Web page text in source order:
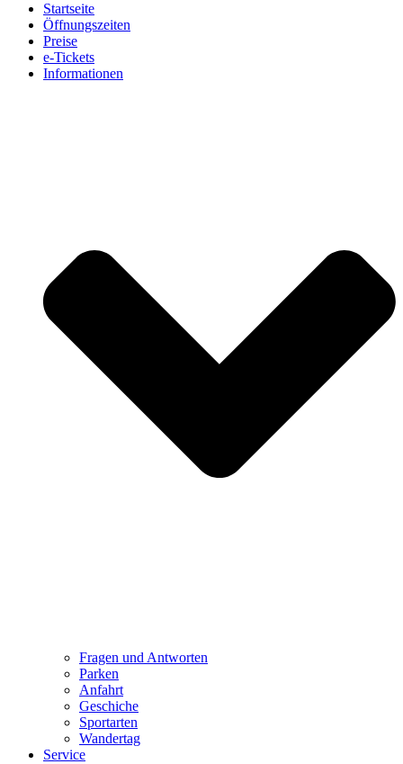
Startseite
Öffnungszeiten
Preise
e-Tickets
Informationen
Fragen und Antworten
Parken
Anfahrt
Geschiche
Sportarten
Wandertag
Service